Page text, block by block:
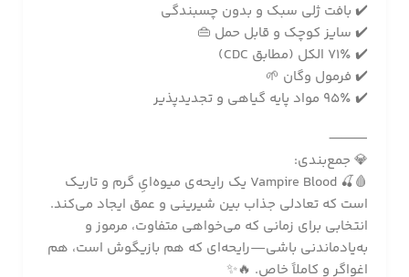
✔️ بافت ژلی سبک و بدون چسبندگی
✔️ سایز کوچک و قابل حمل 👜
✔️ 71٪ الکل (مطابق CDC)
✔️ فرمول وگان 🌱
✔️ 95٪ مواد پایه گیاهی و تجدیدپذیر
⸻
💎 جمع‌بندی:
🩸🍒 Vampire Blood یک رایحه‌ی میوه‌ایِ گرم و تاریک
است که تعادلی جذاب بین شیرینی و عمق ایجاد می‌کند.
انتخابی برای زمانی که می‌خواهی متفاوت، مرموز و
به‌یادماندنی باشی—رایحه‌ای که هم بازیگوش است، هم
اغواگر و کاملاً خاص. 🔥✨